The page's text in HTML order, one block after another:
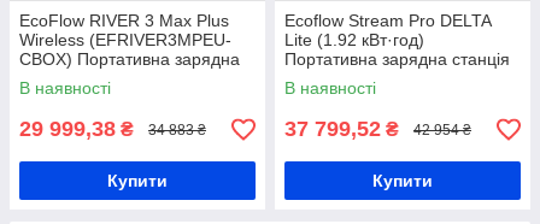
EcoFlow RIVER 3 Max Plus
Wireless (EFRIVER3MPEU-
CBOX) Портативна зарядна
станція
В наявності
29 999,38 ₴ 34 883 ₴
Купити
Ecoflow Stream Pro DELTA
Lite (1.92 кВт·год)
Портативна зарядна станція
В наявності
37 799,52 ₴ 42 954 ₴
Купити